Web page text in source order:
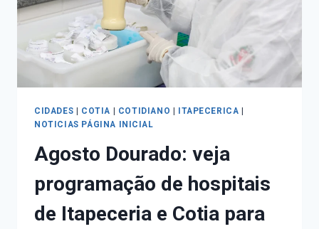
CIDADES | COTIA | COTIDIANO | ITAPECERICA |
NOTICIAS PÁGINA INICIAL
Agosto Dourado: veja
programação de hospitais
de Itapeceria e Cotia para